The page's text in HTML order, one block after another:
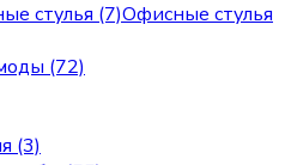
стулья (7)Офисные стулья
(72)
(3)